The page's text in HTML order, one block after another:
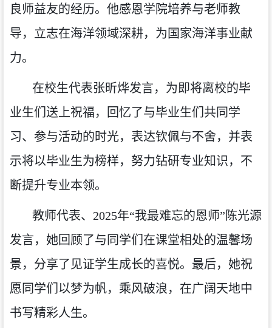
良师益友的经历。他感恩学院培养与老师教
导，立志在海洋领域深耕，为国家海洋事业献
力。
在校生代表张昕烨发言，为即将离校的毕
业生们 送上祝福，回忆了与毕业生们 共同学
习、参与活动的时光，表达钦佩与不舍，并表
示将以毕业生为榜样，努力钻研专业知识， 不
断提升专业本领。
教师代表、 2025年“我最难忘的恩师”陈光源
发言，她 回顾了与同学们在课堂相处的温馨场
景，分享了见证学生成长的喜悦。 最后，她祝
愿同学们以梦为帆，乘风破浪，在广阔天地中
书写精彩人生。